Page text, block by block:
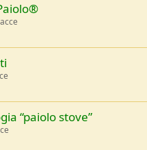
“paiolo stove”